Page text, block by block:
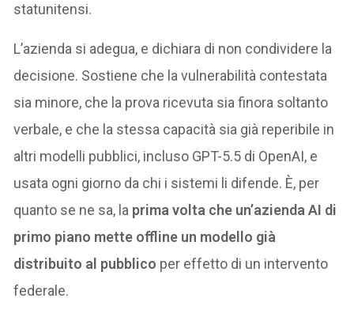
statunitensi.
L’azienda si adegua, e dichiara di non condividere la
decisione. Sostiene che la vulnerabilità contestata
sia minore, che la prova ricevuta sia finora soltanto
verbale, e che la stessa capacità sia già reperibile in
altri modelli pubblici, incluso GPT-5.5 di OpenAI, e
usata ogni giorno da chi i sistemi li difende. È, per
quanto se ne sa, la prima volta che un’azienda AI di
primo piano mette offline un modello già
distribuito al pubblico per effetto di un intervento
federale.